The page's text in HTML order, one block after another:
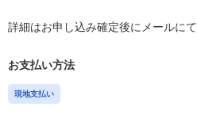
お支払い方法
現地支払い